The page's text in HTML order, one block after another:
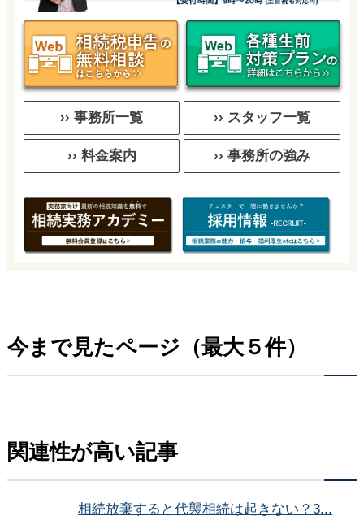
›› 事務所一覧 ›› スタッフ一覧
›› 料金案内 ›› 事務所の強み
今まで見たページ（最大５件）
関連性が高い記事
相続放棄すると代襲相続は起きない？3...